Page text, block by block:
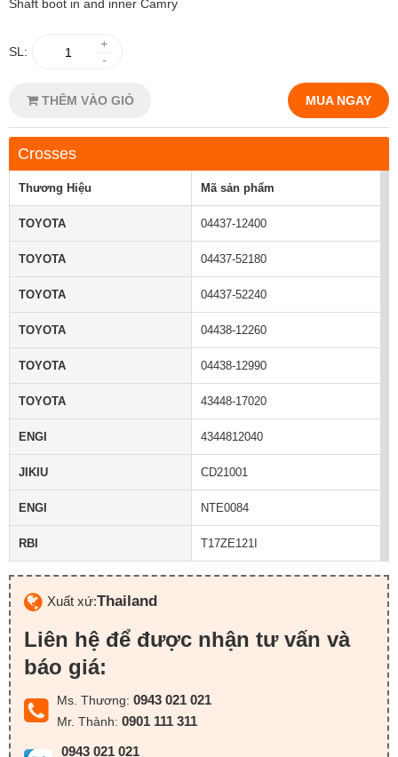
Shaft boot in and inner Camry
SL:
+
-
THÊM VÀO GIỎ MUA NGAY
Crosses
Thương Hiệu Mã sản phẩm
TOYOTA 04437-12400
TOYOTA 04437-52180
TOYOTA 04437-52240
TOYOTA 04438-12260
TOYOTA 04438-12990
TOYOTA 43448-17020
ENGI 4344812040
JIKIU CD21001
ENGI NTE0084
RBI T17ZE121I
Xuất xứ:Thailand
Liên hệ để được nhận tư vấn và
báo giá:
Ms. Thương: 0943 021 021
Mr. Thành: 0901 111 311
0943 021 021